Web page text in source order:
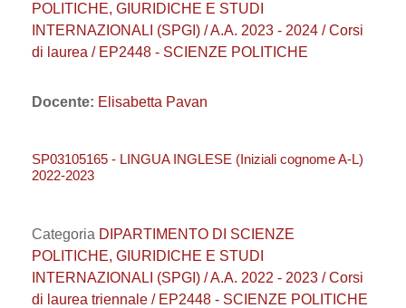
POLITICHE, GIURIDICHE E STUDI
INTERNAZIONALI (SPGI) / A.A. 2023 - 2024 / Corsi
di laurea / EP2448 - SCIENZE POLITICHE
Docente: Elisabetta Pavan
SP03105165 - LINGUA INGLESE (Iniziali cognome A-L)
2022-2023
Categoria DIPARTIMENTO DI SCIENZE
POLITICHE, GIURIDICHE E STUDI
INTERNAZIONALI (SPGI) / A.A. 2022 - 2023 / Corsi
di laurea triennale / EP2448 - SCIENZE POLITICHE